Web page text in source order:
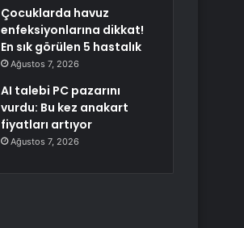
Çocuklarda havuz
enfeksiyonlarına dikkat!
En sık görülen 5 hastalık
Ağustos 7, 2026
AI talebi PC pazarını
vurdu: Bu kez anakart
fiyatları artıyor
Ağustos 7, 2026